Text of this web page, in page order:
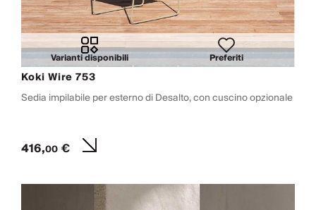
Varianti disponibili Preferiti
Koki Wire 753
Sedia impilabile per esterno di Desalto, con cuscino opzionale
416,00€